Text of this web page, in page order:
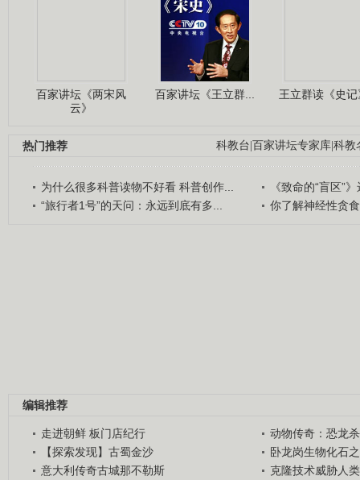
百家讲坛《两宋风
云》
百家讲坛《王立群... 王立群读《史
科教台 百家讲坛专家库 科教
热门推荐
为什么很多科普读物不好看 科普创作...
《致命的“盲区”
“旅行者1号”的天问：永远到底有多...
你了解神经性贪
编辑推荐
走进朝鲜 板门店纪行
动物传奇：恐龙
【探索发现】古蜀金沙
卧龙岗生物化石
意大利传奇古城那不勒斯
克隆技术威胁人